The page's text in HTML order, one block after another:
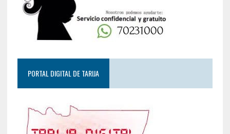
PORTAL DIGITAL DE TARIJA